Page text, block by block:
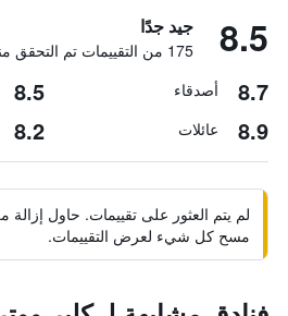
8.5 جيد جدًا
175 من التقييمات تم التحقق منها
8.7 أصدقاء 8.5
8.9 عائلات 8.2
لم يتم العثور على تقييمات. حاول إزالة
مسح كل شيء لعرض التقييمات.